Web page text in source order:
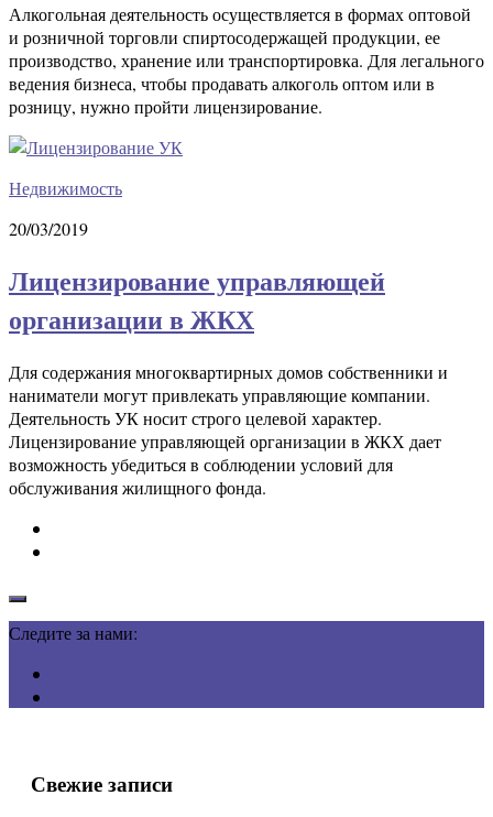
Алкогольная деятельность осуществляется в формах оптовой
и розничной торговли спиртосодержащей продукции, ее
производство, хранение или транспортировка. Для легального
ведения бизнеса, чтобы продавать алкоголь оптом или в
розницу, нужно пройти лицензирование.
Недвижимость
20/03/2019
Лицензирование управляющей
организации в ЖКХ
Для содержания многоквартирных домов собственники и
наниматели могут привлекать управляющие компании.
Деятельность УК носит строго целевой характер.
Лицензирование управляющей организации в ЖКХ дает
возможность убедиться в соблюдении условий для
обслуживания жилищного фонда.
Следите за нами:
Свежие записи